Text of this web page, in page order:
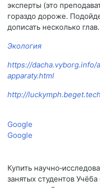
эксперты (это
гораздо дороже.
дописать несколько глав.
Экология
https://
apparaty.html
http://
Google
Google
Купить
занятых студентов